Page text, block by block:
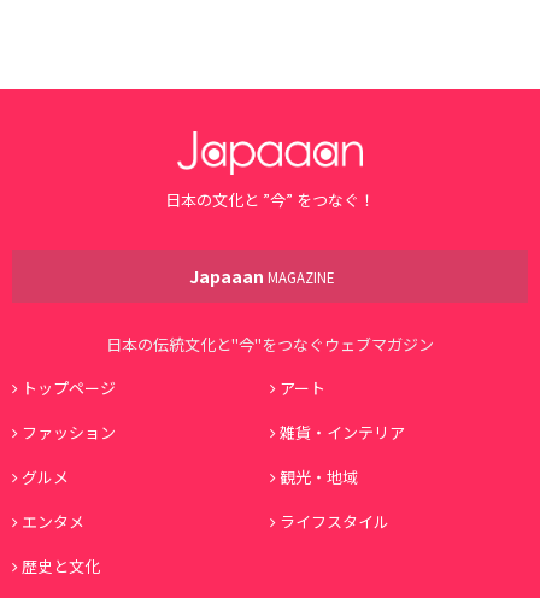
日本の文化と ”今” をつなぐ！
Japaaan MAGAZINE
日本の伝統文化と"今"をつなぐウェブマガジン
トップページ
アート
ファッション
雑貨・インテリア
グルメ
観光・地域
エンタメ
ライフスタイル
歴史と文化